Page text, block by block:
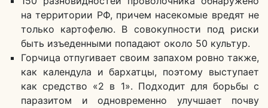
на территории РФ, причем насекомые вредят не
только картофелю. В совокупности под риски
быть изъеденными попадают около 50 культур.
Горчица отпугивает своим запахом ровно также,
как календула и бархатцы, поэтому выступает
как средство «2 в 1». Подходит для борьбы с
паразитом и одновременно улучшает почву